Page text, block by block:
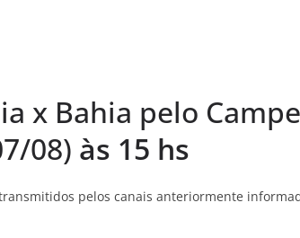
x Bahia pelo
08) às 15 hs
pelos canais anteriormente